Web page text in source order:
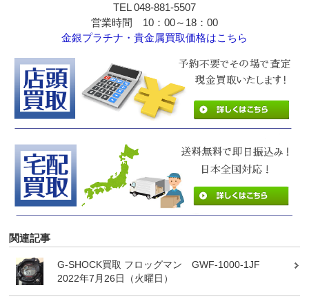
TEL 048-881-5507
営業時間 10：00～18：00
金銀プラチナ・貴金属買取価格はこちら
関連記事
G-SHOCK買取 フロッグマン GWF-1000-1JF
2022年7月26日（火曜日）